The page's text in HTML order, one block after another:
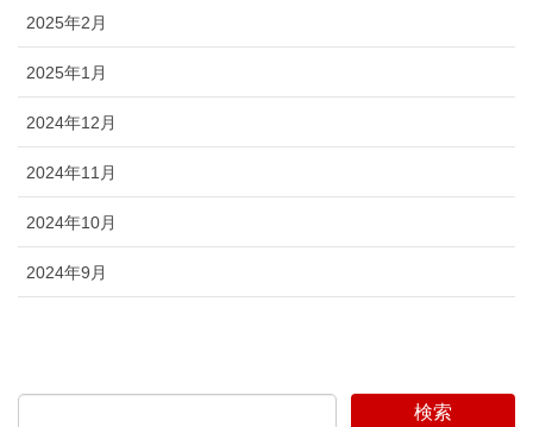
2025年2月
2025年1月
2024年12月
2024年11月
2024年10月
2024年9月
検索